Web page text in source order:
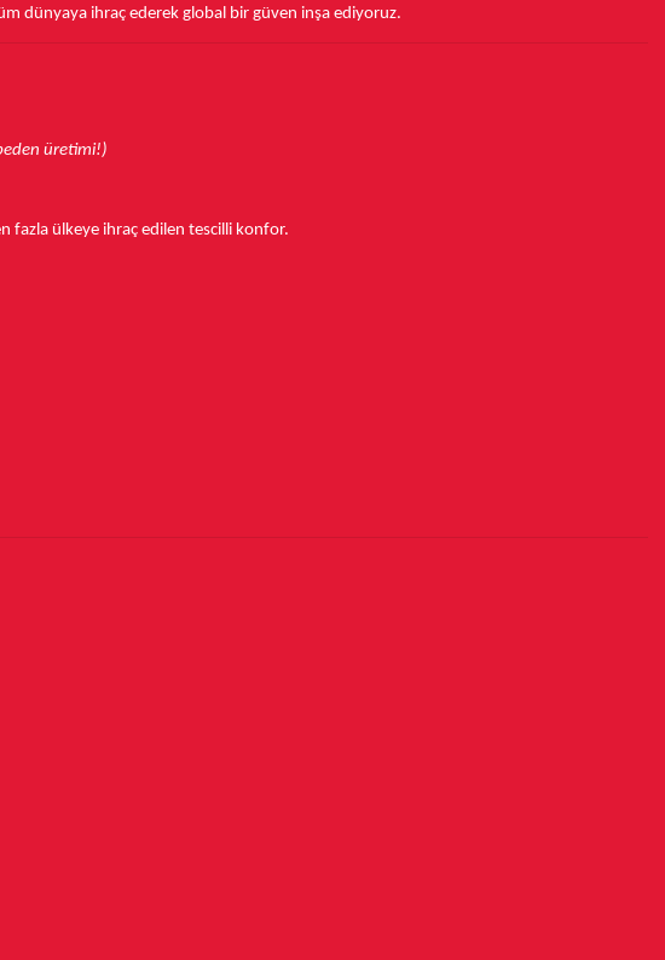
dünyaya ihraç ederekglobal bir güven inşa ediyoruz.
üretimi!)
fazla ülkeye ihraç edilen tescilli konfor.